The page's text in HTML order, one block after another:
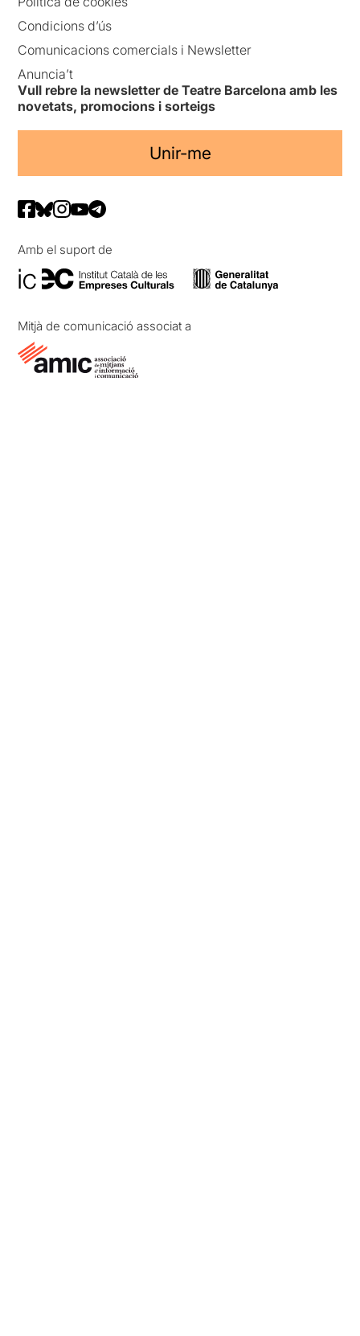
Condicions d’ús
Comunicacions comercials i Newsletter
Anuncia’t
Vull rebre la newsletter de Teatre Barcelona amb les
novetats, promocions i sorteigs
Unir-me
Amb el suport de
Mitjà de comunicació associat a